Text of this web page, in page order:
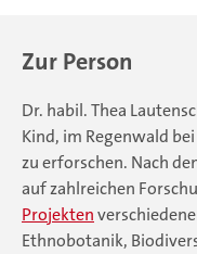
Zur Person
Dr. habil. Thea
Kind, im Regenwald
zu erforschen. Nach
auf zahlreichen
Projekten
Ethnobotanik,